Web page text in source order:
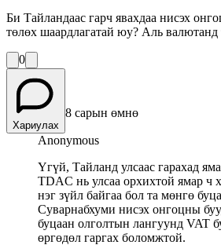
Би Тайландаас гарч явахдаа нисэх
төлөх шаардлагатай юу? Аль
0
Хариулах
8 сарын өмнө
Anonymous
Үгүй, Тайланд улсаас гарахад
TDAC нь улсаа орхихтой ямар ч
нэг зүйл байгаа бол та мөнгө
Суварнабхуми нисэх онгоцны
буцаан олголтын лангуунд VAT
өргөдөл гаргах боломжтой.